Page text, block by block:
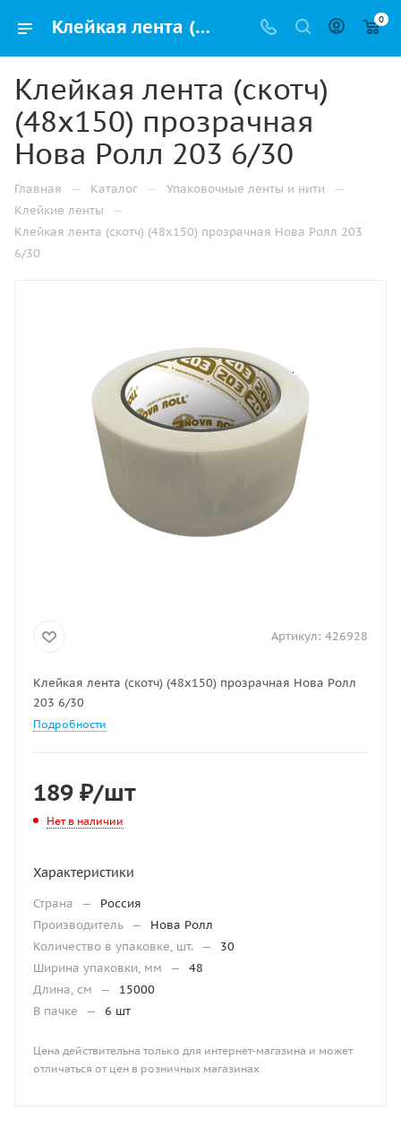
Клейкая лента (скотч) (48х150) прозрачная Нова Ролл 203 6/30 купить в Нижнекамске с доставкой оптом и в розницу 0
Клейкая лента (скотч)
(48х150) прозрачная
Нова Ролл 203 6/30
Главная — Каталог — Упаковочные ленты и нити —
Клейкие ленты —
Клейкая лента (скотч) (48х150) прозрачная Нова Ролл 203
6/30
Артикул: 426928
Клейкая лента (скотч) (48х150) прозрачная Нова Ролл
203 6/30
Подробности
189 ₽/шт
Нет в наличии
Характеристики
Страна —
Россия
Производитель —
Нова Ролл
Количество в упаковке, шт.
—
30
Ширина упаковки, мм
—
48
Длина, см
—
15000
В пачке
— 6 шт
Цена действительна только для интернет-магазина и может
отличаться от цен в розничных магазинах